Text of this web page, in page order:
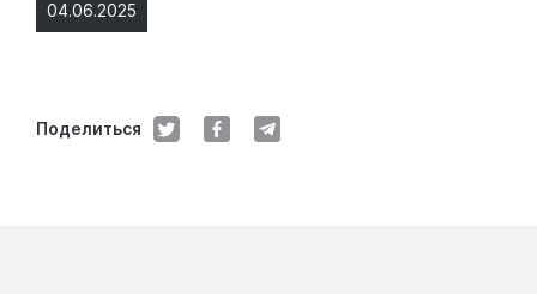
04.06.2025
Поделиться